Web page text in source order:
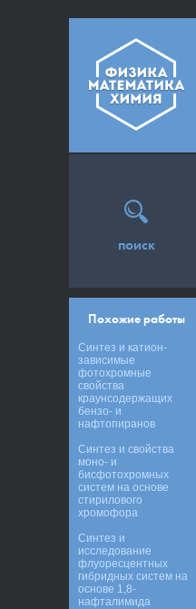
поиск
Похожие работы
Синтез и катион-
зависимые
фотохромные
свойства
краунсодержащих
бензо- и
нафтопиранов
Синтез и свойства
моно- и
бисфотохромных
систем на основе
стирилового
хромофора
Синтез и
исследование
флуоресцентных
гибридных систем на
основе 1,8-
нафталимида